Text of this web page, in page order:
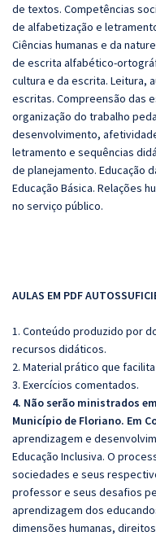
de textos. Competências
de alfabetização e
Ciências humanas e da
de escrita alfabético-
cultura e da escrita. Leitura,
escritas. Compreensão das
organização do trabalho
desenvolvimento,
letramento e sequências
de planejamento. Educação
Educação Básica. Relações
no serviço público.
AULAS EM PDF
1. Conteúdo produzido por
recursos didáticos.
2. Material prático que
3. Exercícios comentados.
4. Não serão ministrados
Município de Floriano. Em
aprendizagem e
Educação Inclusiva. O
sociedades e seus
professor e seus desafios
aprendizagem dos
dimensões humanas,